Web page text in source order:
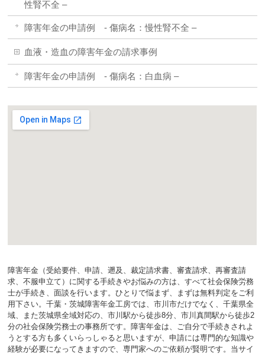
性腎不全 –
障害年金の申請例 - 傷病名：慢性腎不全 –
血液・造血の障害年金の請求事例
障害年金の申請例 - 傷病名：白血病 –
障害年金（受給要件、申請、遡及、裁定請求書、審査請求、再審査請
求、不服申立て）に関する手続きやお悩みの方は、すべて社会保険労務
士が手続き、面談を行います。ひとりで悩まず、まずは無料判定をご利
用下さい。千葉・茨城障害年金工房では、市川市だけでなく、千葉県全
域、また茨城県全域対応の、市川駅から徒歩8分、市川真間駅から徒歩2
分の社会保険労務士の事務所です。障害年金は、ご自分で手続きされよ
うとする方も多くいらっしゃると思いますが、申請には専門的な知識や
経験が必要になってきますので、専門家へのご依頼が賢明です。当サイ